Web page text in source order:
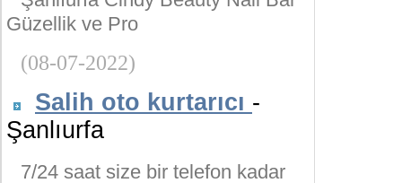
Güzellik ve Pro
(08-07-2022)
Salih oto kurtarıcı -
Şanlıurfa
7/24 saat size bir telefon kadar